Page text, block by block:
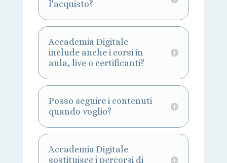
l'acquisto?
Accademia Digitale
include anche i corsi in
aula, live o certificanti?
Posso seguire i contenuti
quando voglio?
Accademia Digitale
sostituisce i percorsi di